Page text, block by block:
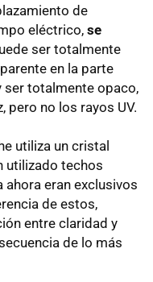
de
eléctrico, se
ser totalmente
en la parte
ser totalmente opaco,
pero no los rayos UV.
utiliza un cristal
utilizado techos
ahora eran exclusivos
de estos,
entre claridad y
de lo más